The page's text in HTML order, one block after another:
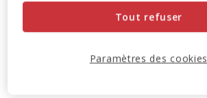
Tout refuser
Paramètres des cookies